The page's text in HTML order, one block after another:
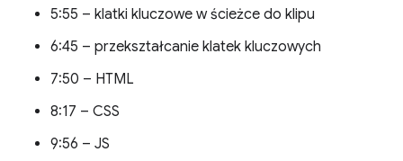
5:55 – klatki kluczowe w ścieżce do klipu
6:45 – przekształcanie klatek kluczowych
7:50 – HTML
8:17 – CSS
9:56 – JS